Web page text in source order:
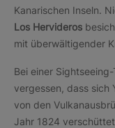
Kanarischen Inseln.
Los Hervideros
mit überwältigender
Bei einer
vergessen, dass sich
von den
Jahr 1824